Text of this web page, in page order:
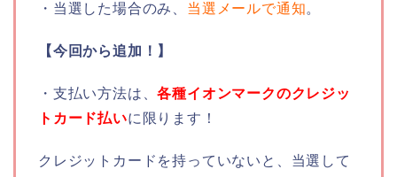
・当選した場合のみ、 当選メールで通知。
【今回から追加！】
・支払い方法は、各種イオンマークのクレジッ
トカード払いに限ります！
クレジットカードを持っていないと、当選して